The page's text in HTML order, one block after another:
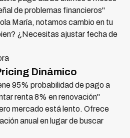
de problemas financieros"
María, notamos cambio en tu
¿Necesitas ajustar fecha de
Dinámico
95% probabilidad de pago a
renta 8% en renovación"
mercado está lento. Ofrece
anual en lugar de buscar